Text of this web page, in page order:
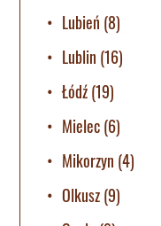
Lubień (8)
Lublin (16)
Łódź(19)
Mielec(6)
Mikorzyn (4)
Olkusz(9)